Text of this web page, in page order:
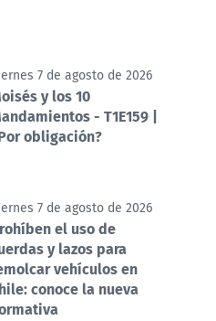
7 de agosto de 2026
y los 10
- T1E159 |
obligación?
7 de agosto de 2026
el uso de
y lazos para
vehículos en
conoce la nueva